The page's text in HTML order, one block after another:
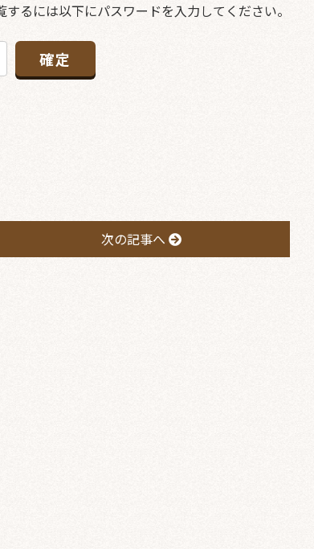
るには以下にパスワードを入力してください。
次の記事へ